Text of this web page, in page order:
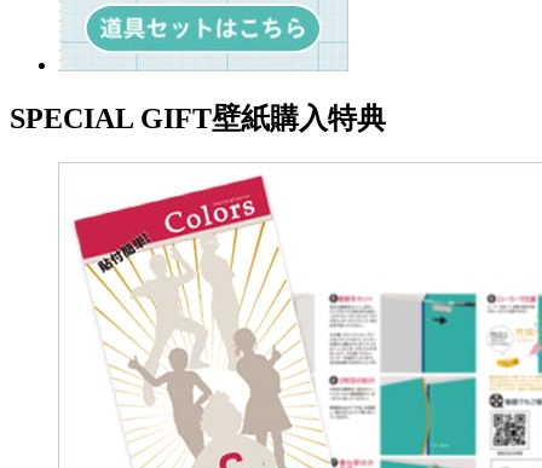
SPECIAL GIFT壁紙購入特典